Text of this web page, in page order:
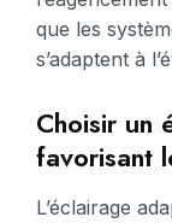
que les
s’adaptent à
Choisir un
favorisant
L’éclairage